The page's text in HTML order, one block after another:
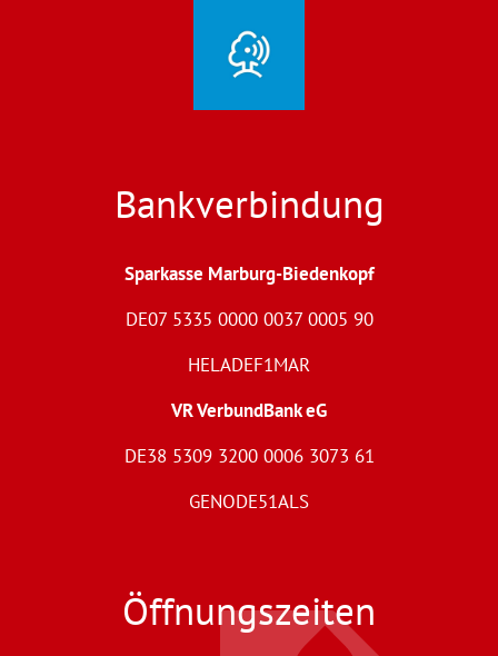
Bankverbindung
Sparkasse Marburg-Biedenkopf
DE07 5335 0000 0037 0005 90
HELADEF1MAR
VR VerbundBank eG
DE38 5309 3200 0006 3073 61
GENODE51ALS
Öffnungszeiten